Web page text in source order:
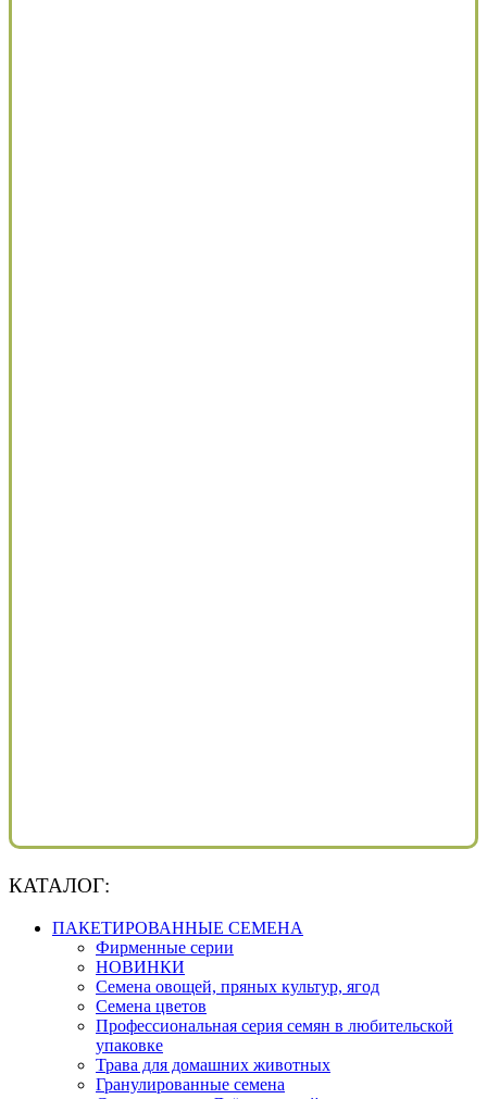
КАТАЛОГ:
ПАКЕТИРОВАННЫЕ СЕМЕНА
Фирменные серии
НОВИНКИ
Семена овощей, пряных культур, ягод
Семена цветов
Профессиональная серия семян в любительской
упаковке
Трава для домашних животных
Гранулированные семена